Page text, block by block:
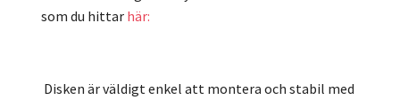
som du hittar här:
Disken är väldigt enkel att montera och stabil med